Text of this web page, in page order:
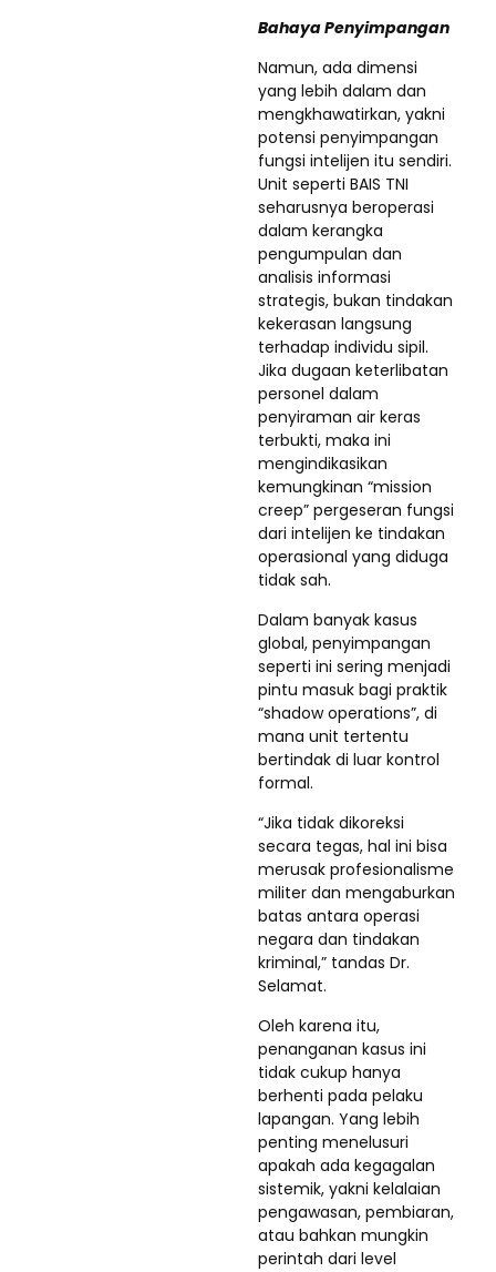
Bahaya Penyimpangan
Namun, ada dimensi
yang lebih dalam dan
mengkhawatirkan, yakni
potensi penyimpangan
fungsi intelijen itu sendiri.
Unit seperti BAIS TNI
seharusnya beroperasi
dalam kerangka
pengumpulan dan
analisis informasi
strategis, bukan tindakan
kekerasan langsung
terhadap individu sipil.
Jika dugaan keterlibatan
personel dalam
penyiraman air keras
terbukti, maka ini
mengindikasikan
kemungkinan “mission
creep” pergeseran fungsi
dari intelijen ke tindakan
operasional yang diduga
tidak sah.
Dalam banyak kasus
global, penyimpangan
seperti ini sering menjadi
pintu masuk bagi praktik
“shadow operations”, di
mana unit tertentu
bertindak di luar kontrol
formal.
“Jika tidak dikoreksi
secara tegas, hal ini bisa
merusak profesionalisme
militer dan mengaburkan
batas antara operasi
negara dan tindakan
kriminal,” tandas Dr.
Selamat.
Oleh karena itu,
penanganan kasus ini
tidak cukup hanya
berhenti pada pelaku
lapangan. Yang lebih
penting menelusuri
apakah ada kegagalan
sistemik, yakni kelalaian
pengawasan, pembiaran,
atau bahkan mungkin
perintah dari level